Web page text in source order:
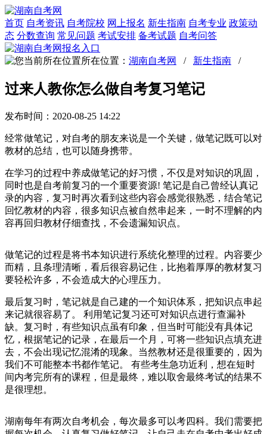
首页 自考资讯 自考院校 网上报名 新生指南 自考专业 政策动
态 分数查询 常见问题 考试安排 备考试题 自考问答
所在位置： 湖南自考网 / 新生指南 /
过来人教你怎么做自考复习笔记
发布时间：2020-08-25 14:22
经常做笔记，对自考的朋友来说是一个关键，做笔记既可以对
教材的总结，也可以随身携带。
在学习的过程中养成做笔记的好习惯，不仅是对知识的巩固，
同时也是自考前复习的一个重要资源! 笔记是自己曾经认真记
录的内容，复习时再次看到这些内容会感觉很熟悉，结合笔记
回忆教材的内容，很多知识点被自然串起来，一时不理解的内
容再回归教材仔细查找，不会遗漏知识点。
做笔记的过程是将书本知识进行系统化整理的过程。内容要少
而精，且条理清晰，看后很容易记住，比抱着厚厚的教材复习
要轻松许多，不会造成大的心理压力。
最后复习时，笔记就是自己建的一个知识体系，把知识点串起
来记就很容易了。 利用笔记复习还可对知识点进行查漏补
缺。复习时，有些知识点虽有印象，但当时可能没有具体记
忆，根据笔记的记录，在最后一个月，可将一些知识点填充进
去，不会出现记忆混淆的现象。当然教材还是很重要的，因为
我们不可能整本书都作笔记。 有些考生急功近利，想在短时
间内考完所有的课程，但是最终，难以取舍最终考试的结果不
是很理想。
湖南每年有两次自考机会，每次最多可以考四科。我们需要把